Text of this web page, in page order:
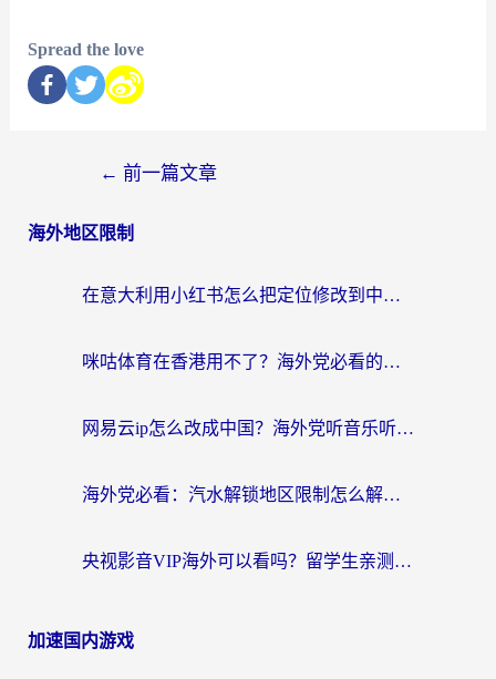
Spread the love
← 前一篇文章
海外地区限制
在意大利用小红书怎么把定位修改到中国国内？3个实用技巧+1个靠谱工具帮你搞定
咪咕体育在香港用不了？海外党必看的回国加速器选择指南（附3个真实场景解决方案）
网易云ip怎么改成中国？海外党听音乐听书的无痛解决方案
海外党必看：汽水解锁地区限制怎么解除？3招解决国内影音&生活服务难题
央视影音VIP海外可以看吗？留学生亲测有效的回国加速器选择指南
加速国内游戏